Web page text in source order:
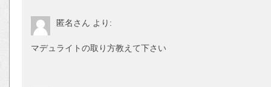
匿名さん より:
マデュライトの取り方教えて下さい